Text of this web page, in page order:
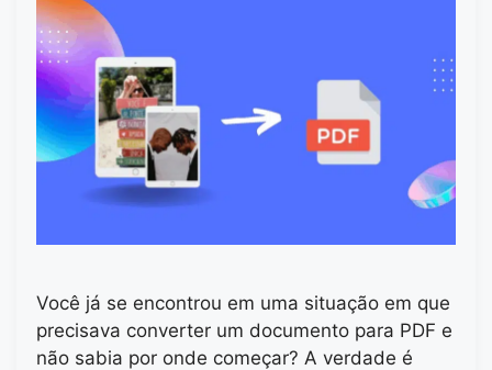
Você já se encontrou em uma situação em que
precisava converter um documento para PDF e
não sabia por onde começar? A verdade é